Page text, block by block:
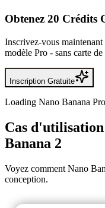
Obtenez 20 Crédits
Inscrivez-vous
modèle Pro - sans carte
Inscription Gratuite
Loading Nano Banana
Cas
Banana 2
Voyez comment Nano
conception.